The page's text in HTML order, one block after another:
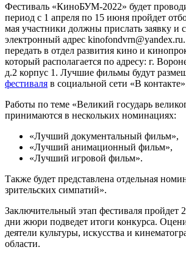
Фестиваль «КиноБУМ-2022» будет
период с 1 апреля по 15 июня пройдет
мая участники должны прислать заявку и
электронный адрес
передать в отдел развития кино и
который располагается по адресу: г.
д.2 корпус 1. Лучшие фильмы будут
фестиваля в социальной сети «В
Работы по теме «Великий государь
принимаются в нескольких номинациях:
«Лучший документальный фильм»,
«Лучший анимационный фильм»,
«Лучший игровой фильм».
Также будет представлена отдельная
зрительских симпатий».
Заключительный этап фестиваля пройдет
дни жюри подведет итоги конкурса.
деятели культуры, искусства и
области.